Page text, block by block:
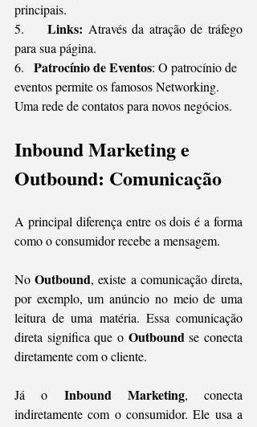
principais.
5. Links: Através da atração de tráfego
para sua página.
6. Patrocínio de Eventos: O patrocínio de
eventos permite os famosos Networking.
Uma rede de contatos para novos negócios.
Inbound Marketing e
Outbound: Comunicação
A principal diferença entre os dois é a forma
como o consumidor recebe a mensagem.
No Outbound, existe a comunicação direta,
por exemplo, um anúncio no meio de uma
leitura de uma matéria. Essa comunicação
direta significa que o Outbound se conecta
diretamente com o cliente.
Já o Inbound Marketing, conecta
indiretamente com o consumidor. Ele usa a